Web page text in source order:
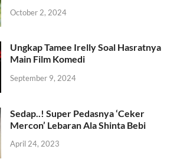
October 2, 2024
Ungkap Tamee Irelly Soal Hasratnya
Main Film Komedi
September 9, 2024
Sedap..! Super Pedasnya ‘Ceker
Mercon’ Lebaran Ala Shinta Bebi
April 24, 2023